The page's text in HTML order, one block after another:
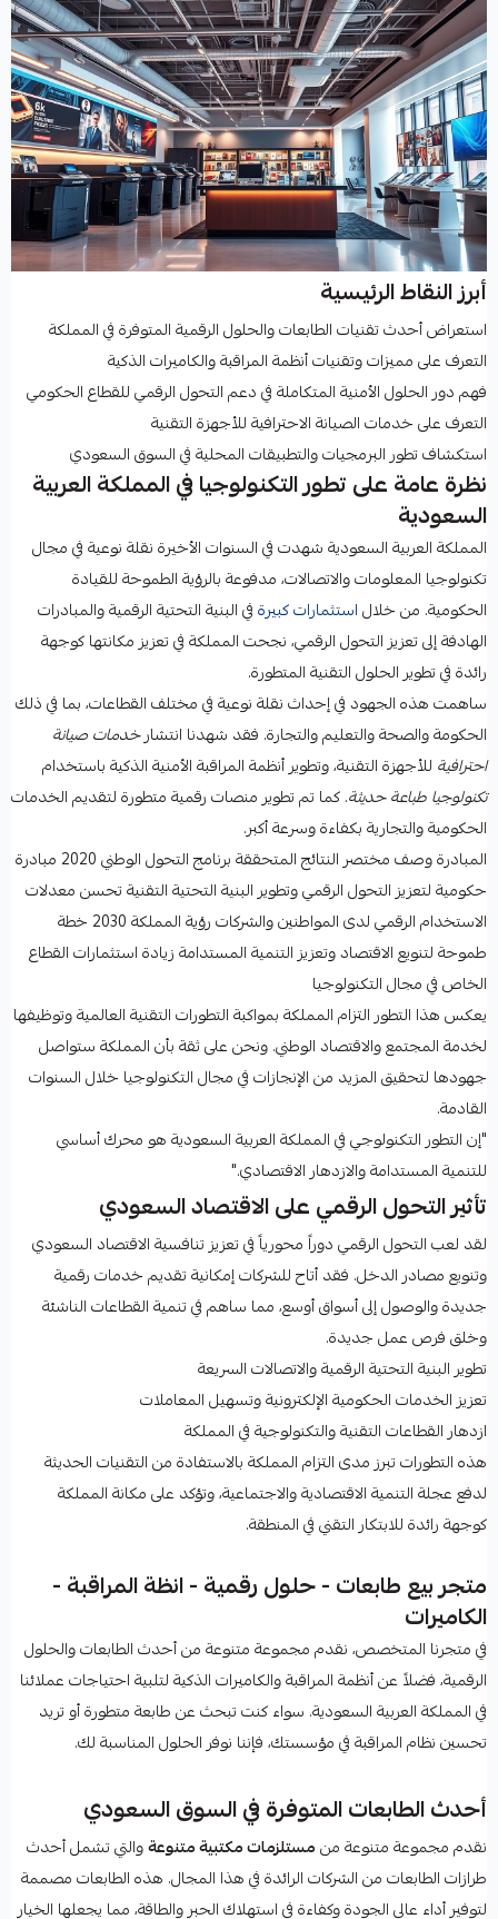
أبرز النقاط الرئيسية
استعراض أحدث تقنيات الطابعات والحلول الرقمية المتوفرة في المملكة
التعرف على مميزات وتقنيات أنظمة المراقبة والكاميرات الذكية
فهم دور الحلول الأمنية المتكاملة في دعم التحول الرقمي للقطاع الحكومي
التعرف على خدمات الصيانة الاحترافية للأجهزة التقنية
استكشاف تطور البرمجيات والتطبيقات المحلية في السوق السعودي
نظرة عامة على تطور التكنولوجيا في المملكة العربية
السعودية
المملكة العربية السعودية شهدت في السنوات الأخيرة نقلة نوعية في مجال
تكنولوجيا المعلومات والاتصالات، مدفوعة بالرؤية الطموحة للقيادة
الحكومية. من خلالاستثمارات كبيرةفي البنية التحتية الرقمية والمبادرات
الهادفة إلى تعزيز التحول الرقمي، نجحت المملكة في تعزيز مكانتها كوجهة
رائدة في تطوير الحلول التقنية المتطورة.
ساهمت هذه الجهود في إحداث نقلة نوعية في مختلف القطاعات، بما في ذلك
الحكومة والصحة والتعليم والتجارة. فقد شهدنا انتشارخدمات صيانة
احترافية للأجهزة التقنية، وتطوير أنظمة المراقبة الأمنية الذكية باستخدام
تكنولوجيا طباعة حديثة. كما تم تطوير منصات رقمية متطورة لتقديم الخدمات
الحكومية والتجارية بكفاءة وسرعة أكبر.
المبادرة وصف مختصر النتائج المتحققة برنامج التحول الوطني 2020 مبادرة
حكومية لتعزيز التحول الرقمي وتطوير البنية التحتية التقنية تحسن معدلات
الاستخدام الرقمي لدى المواطنين والشركات رؤية المملكة 2030 خطة
طموحة لتنويع الاقتصاد وتعزيز التنمية المستدامة زيادة استثمارات القطاع
الخاص في مجال التكنولوجيا
يعكس هذا التطور التزام المملكة بمواكبة التطورات التقنية العالمية وتوظيفها
لخدمة المجتمع والاقتصاد الوطني. ونحن على ثقة بأن المملكة ستواصل
جهودها لتحقيق المزيد من الإنجازات في مجال التكنولوجيا خلال السنوات
القادمة.
"إن التطور التكنولوجي في المملكة العربية السعودية هو محرك أساسي
للتنمية المستدامة والازدهار الاقتصادي."
تأثير التحول الرقمي على الاقتصاد السعودي
لقد لعب التحول الرقمي دوراً محورياً في تعزيز تنافسية الاقتصاد السعودي
وتنويع مصادر الدخل. فقد أتاح للشركات إمكانية تقديم خدمات رقمية
جديدة والوصول إلى أسواق أوسع، مما ساهم في تنمية القطاعات الناشئة
وخلق فرص عمل جديدة.
تطوير البنية التحتية الرقمية والاتصالات السريعة
تعزيز الخدمات الحكومية الإلكترونية وتسهيل المعاملات
ازدهار القطاعات التقنية والتكنولوجية في المملكة
هذه التطورات تبرز مدى التزام المملكة بالاستفادة من التقنيات الحديثة
لدفع عجلة التنمية الاقتصادية والاجتماعية، وتؤكد على مكانة المملكة
كوجهة رائدة للابتكار التقني في المنطقة.
متجر بيع طابعات - حلول رقمية - انظة المراقبة -
الكاميرات
في متجرنا المتخصص، نقدم مجموعة متنوعة من أحدث الطابعات والحلول
الرقمية، فضلاً عن أنظمة المراقبة والكاميرات الذكية لتلبية احتياجات عملائنا
في المملكة العربية السعودية. سواء كنت تبحث عن طابعة متطورة أو تريد
تحسين نظام المراقبة في مؤسستك، فإننا نوفر الحلول المناسبة لك.
أحدث الطابعات المتوفرة في السوق السعودي
نقدم مجموعة متنوعة منمستلزمات مكتبية متنوعةوالتي تشمل أحدث
طرازات الطابعات من الشركات الرائدة في هذا المجال. هذه الطابعات مصممة
لتوفير أداء عالي الجودة وكفاءة في استهلاك الحبر والطاقة، مما يجعلها الخيار